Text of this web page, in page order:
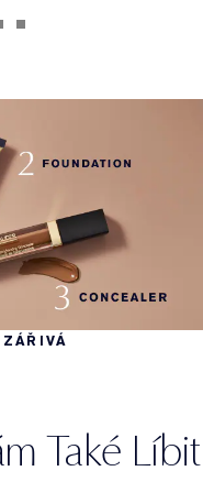
Také Líbit